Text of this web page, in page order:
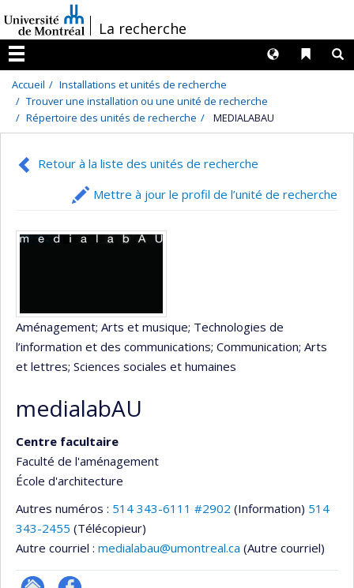
au
contenu
/La recherche
Menu
Liens
Langues
Accueil
Installations et unités de recherche
Trouver une installation ou une unité de recherche
Répertoire des unités de recherche
MEDIALABAU
Retour à la liste des unités de recherche
Mettre à jour le profil de l’unité de recherche
Aménagement; Arts et musique; Technologies de
l’information et des communications; Communication; Arts
et lettres; Sciences sociales et humaines
medialabAU
Centre facultaire
Faculté de l'aménagement
École d'architecture
Autres numéros : 514 343-6111 #2902 (Information) 514
343-2455 (Télécopieur)
Autre courriel : medialabau@umontreal.ca (Autre courriel)